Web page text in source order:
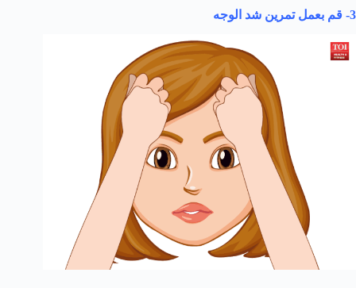
3- قم بعمل تمرين شد الوجه